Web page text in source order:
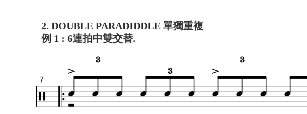
2. DOUBLE PARADIDDLE 單獨重複
例 1 : 6連拍中雙交替.
7